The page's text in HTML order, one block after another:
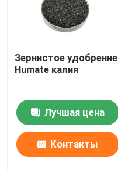
Зернистое удобрение
Humate калия
Лучшая цена
Контакты